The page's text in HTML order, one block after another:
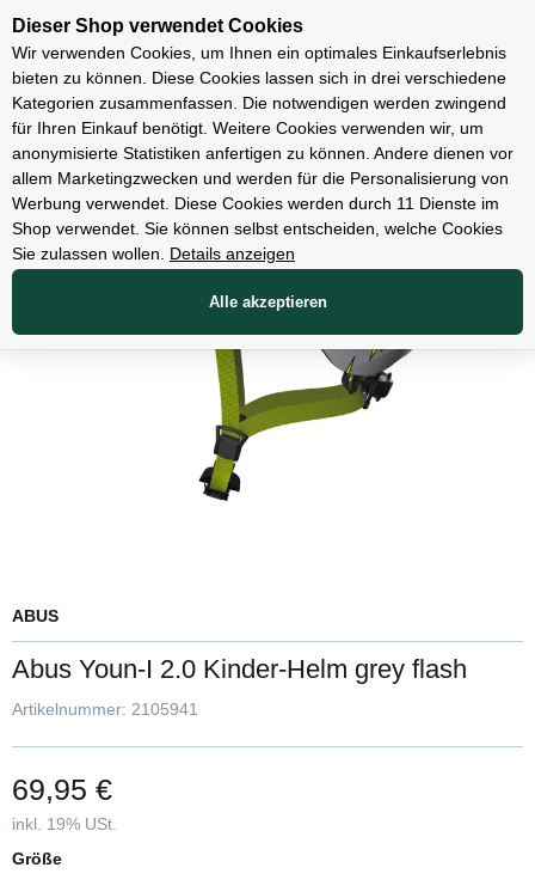
Unsere Filialen
Bekleidung
ABUS
Abus Youn-I 2.0 Kinder-Helm grey flash
Artikelnummer: 2105941
69,95 €
inkl. 19% USt.
Größe
Dieser Shop verwendet Cookies
Wir verwenden Cookies, um Ihnen ein optimales Einkaufserlebnis
bieten zu können. Diese Cookies lassen sich in drei verschiedene
Kategorien zusammenfassen. Die notwendigen werden zwingend
für Ihren Einkauf benötigt. Weitere Cookies verwenden wir, um
anonymisierte Statistiken anfertigen zu können. Andere dienen vor
allem Marketingzwecken und werden für die Personalisierung von
Werbung verwendet. Diese Cookies werden durch 11 Dienste im
Shop verwendet. Sie können selbst entscheiden, welche Cookies
Sie zulassen wollen.
Details anzeigen
Alle akzeptieren